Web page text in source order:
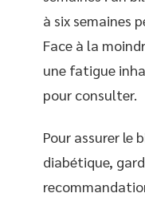
à six semaines
Face à la
une fatigue
pour consulter.
Pour assurer le
diabétique,